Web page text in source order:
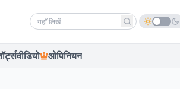
Search news
वीडियो ओपिनियन